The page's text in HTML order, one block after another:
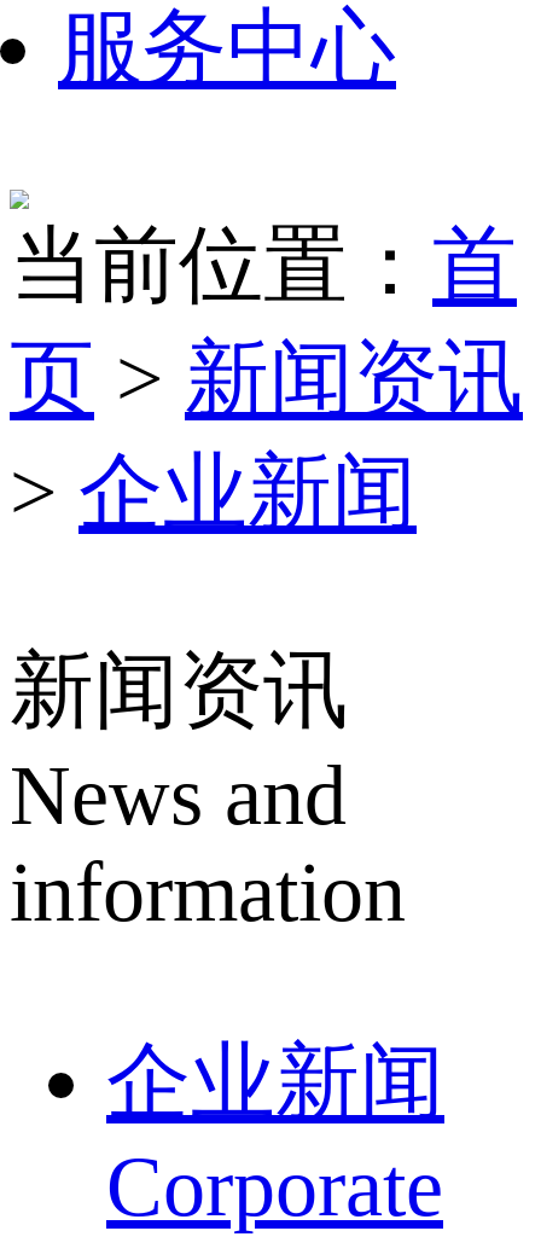
服务中心
当前位置： 首
页 > 新闻资讯
> 企业新闻
新闻资讯
News and
information
企业新闻
Corporate